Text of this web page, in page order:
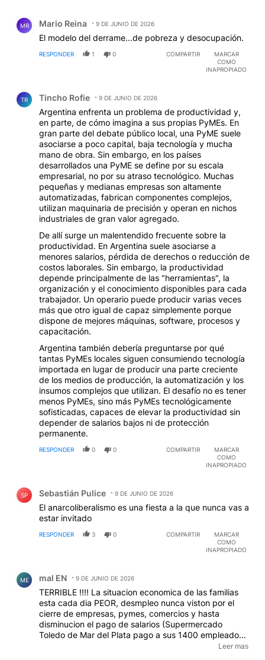
MR Mario Reina 9 DE JUNIO DE 2026
El modelo del derrame...de pobreza y desocupación.
RESPONDER 1 0 COMPARTIR
MARCAR
COMO
INAPROPIADO
TR Tincho Rofie 9 DE JUNIO DE 2026
Argentina enfrenta un problema de productividad y,
en parte, de cómo imagina a sus propias PyMEs. En
gran parte del debate público local, una PyME suele
asociarse a poco capital, baja tecnología y mucha
mano de obra. Sin embargo, en los países
desarrollados una PyME se define por su escala
empresarial, no por su atraso tecnológico. Muchas
pequeñas y medianas empresas son altamente
automatizadas, fabrican componentes complejos,
utilizan maquinaria de precisión y operan en nichos
industriales de gran valor agregado.
De allí surge un malentendido frecuente sobre la
productividad. En Argentina suele asociarse a
menores salarios, pérdida de derechos o reducción de
costos laborales. Sin embargo, la productividad
depende principalmente de las "herramientas", la
organización y el conocimiento disponibles para cada
trabajador. Un operario puede producir varias veces
más que otro igual de capaz simplemente porque
dispone de mejores máquinas, software, procesos y
capacitación.
Argentina también debería preguntarse por qué
tantas PyMEs locales siguen consumiendo tecnología
importada en lugar de producir una parte creciente
de los medios de producción, la automatización y los
insumos complejos que utilizan. El desafío no es tener
menos PyMEs, sino más PyMEs tecnológicamente
sofisticadas, capaces de elevar la productividad sin
depender de salarios bajos ni de protección
permanente.
RESPONDER 0 0 COMPARTIR
MARCAR
COMO
INAPROPIADO
SP Sebastián Pulice 9 DE JUNIO DE 2026
El anarcoliberalismo es una fiesta a la que nunca vas a
estar invitado
RESPONDER 3 0 COMPARTIR
MARCAR
COMO
INAPROPIADO
ME mal EN 9 DE JUNIO DE 2026
TERRIBLE !!!! La situacion economica de las familias
esta cada dia PEOR, desmpleo nunca viston por el
cierre de empresas, pymes, comercios y hasta
disminucion el pago de salarios (Supermercado
Toledo de Mar del Plata pago a sus 1400 empleados
el 70% del sueldo) y a esto se suma que la DEUDALeer mas